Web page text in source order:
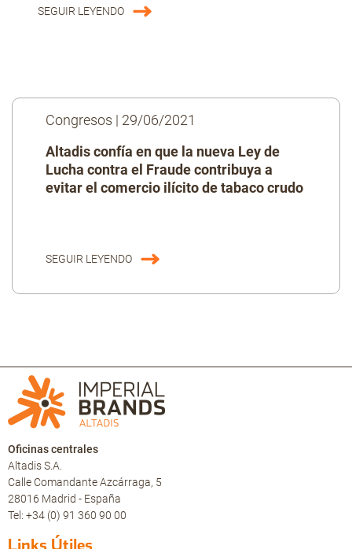
SEGUIR LEYENDO
Congresos | 29/06/2021
Altadis confía en que la nueva Ley de
Lucha contra el Fraude contribuya a
evitar el comercio ilícito de tabaco crudo
SEGUIR LEYENDO
Oficinas centrales
Altadis S.A.
Calle Comandante Azcárraga, 5
28016 Madrid - España
Tel: +34 (0) 91 360 90 00